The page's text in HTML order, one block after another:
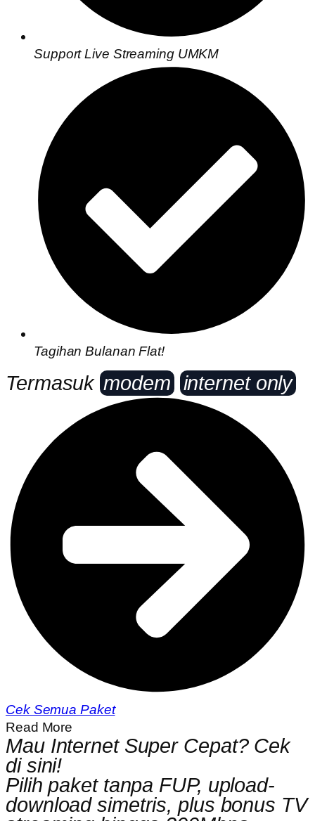
Support Live Streaming UMKM
Tagihan Bulanan Flat!
Termasukmodem internet only
Cek Semua Paket
Read More
Mau Internet Super Cepat? Cek
di sini!
Pilih paket tanpa FUP, upload-
download simetris, plus bonus TV